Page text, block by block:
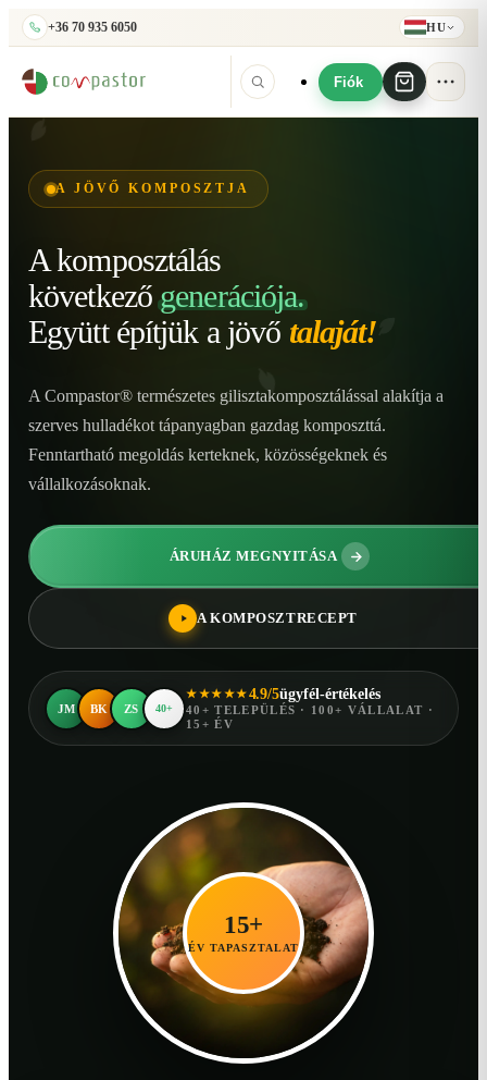
+36 70 935 6050 HU
Fiók
A JÖVŐ KOMPOSZTJA
A komposztálás
következő generációja.
Együtt építjük a jövő talaját!
A Compastor® természetes gilisztakomposztálással alakítja a
szerves hulladékot tápanyagban gazdag komposzttá.
Fenntartható megoldás kerteknek, közösségeknek és
vállalkozásoknak.
ÁRUHÁZ MEGNYITÁSA
A KOMPOSZTRECEPT
JM BK ZS 40+
★★★★★4.9/5ügyfél-értékelés
40+ TELEPÜLÉS · 100+ VÁLLALAT ·
15+ ÉV
15+
ÉV TAPASZTALAT